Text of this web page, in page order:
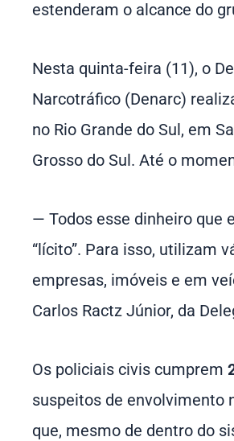
estenderam o alcance do
Nesta quinta-feira (11), o
Narcotráfico (Denarc)
no Rio Grande do Sul, em
Grosso do Sul. Até o
— Todos esse dinheiro que
“lícito”. Para isso, utilizam
empresas, imóveis e em
Carlos Ractz Júnior, da
Os policiais civis cumprem
suspeitos de envolvimento
que, mesmo de dentro do